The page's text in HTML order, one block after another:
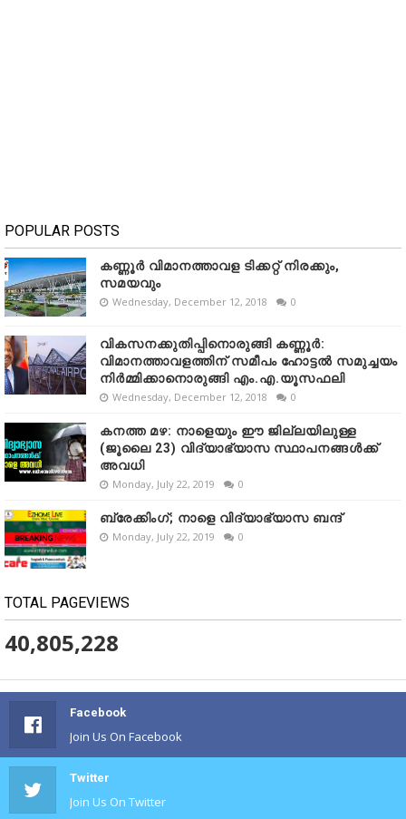
POPULAR POSTS
കണ്ണൂർ വിമാനത്താവള ടിക്കറ്റ് നിരക്കും,
സമയവും
Wednesday, December 12, 2018 0
വികസനക്കുതിപ്പിനൊരുങ്ങി കണ്ണൂർ:
വിമാനത്താവളത്തിന് സമീപം ഹോട്ടൽ സമുച്ചയം
നിർമ്മിക്കാനൊരുങ്ങി എം.എ.യൂസഫലി
Wednesday, December 12, 2018 0
കനത്ത മഴ: നാളെയും ഈ ജില്ലയിലുള്ള
(ജൂലൈ 23) വിദ്യാഭ്യാസ സ്ഥാപനങ്ങൾക്ക്
അവധി
Monday, July 22, 2019 0
ബ്രേക്കിംഗ്; നാളെ വിദ്യാഭ്യാസ ബന്ദ്
Monday, July 22, 2019 0
TOTAL PAGEVIEWS
40,805,228
Facebook
Join Us On Facebook
Twitter
Join Us On Twitter